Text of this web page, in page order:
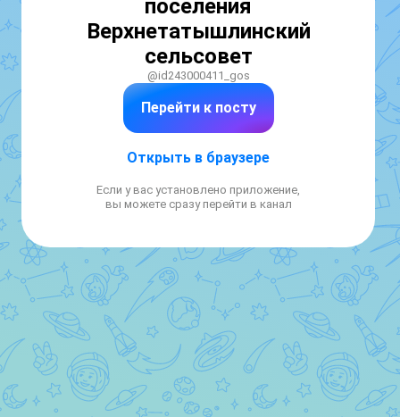
поселения
Верхнетатышлинский
сельсовет
@id243000411_gos
Перейти к посту
Открыть в браузере
Если у вас установлено приложение,
вы можете сразу перейти в канал